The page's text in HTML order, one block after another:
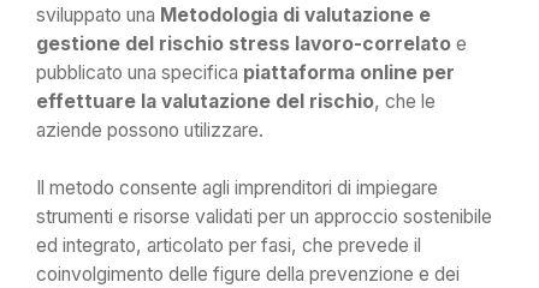
sviluppato una Metodologia di valutazione e
gestione del rischio stress lavoro-correlato e
pubblicato una specifica piattaforma online per
effettuare la valutazione del rischio, che le
aziende possono utilizzare.
Il metodo consente agli imprenditori di impiegare
strumenti e risorse validati per un approccio sostenibile
ed integrato, articolato per fasi, che prevede il
coinvolgimento delle figure della prevenzione e dei